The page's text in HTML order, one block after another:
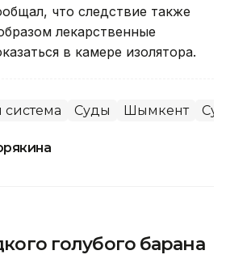
что следствие также
лекарственные
в камере изолятора.
Суды Шымкент
голубого барана